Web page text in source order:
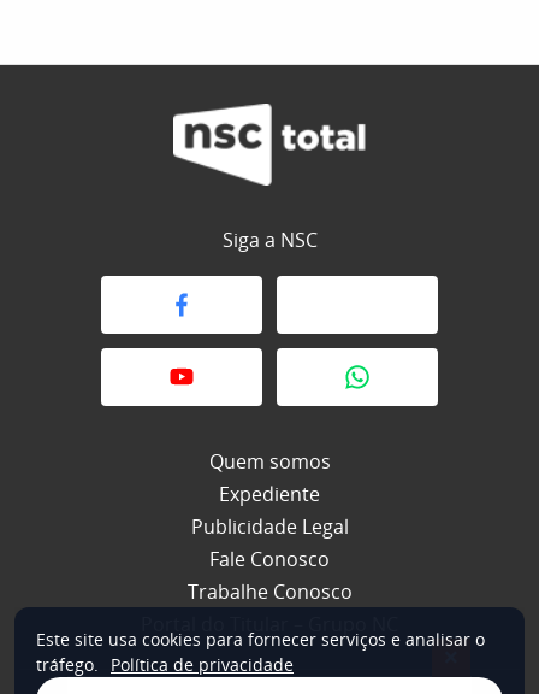
Siga a NSC
Quem somos
Expediente
Publicidade Legal
Fale Conosco
Trabalhe Conosco
Este site usa cookies para fornecer serviços e analisar o
tráfego.
Política de privacidade